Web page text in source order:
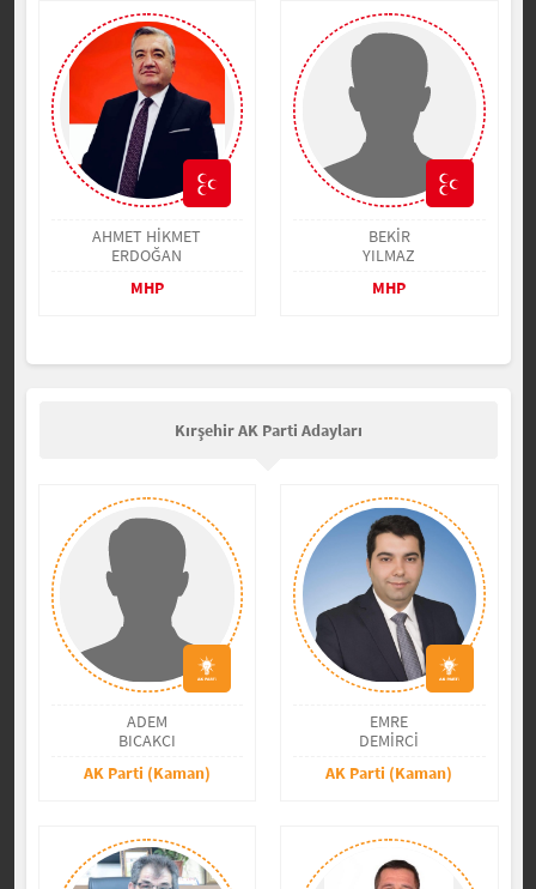
AHMET HİKMET
ERDOĞAN
MHP
BEKİR
YILMAZ
MHP
Kırşehir AK Parti Adayları
ADEM
BICAKCI
AK Parti (Kaman)
EMRE
DEMİRCİ
AK Parti (Kaman)